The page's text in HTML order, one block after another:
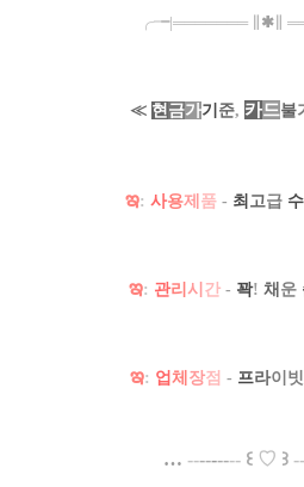
╭╼|═══════ ✱∥ ═
≪ 현금가기 준, 카드불
ఇ: 사용제 품 - 최 고급 수
ఇ: 관리 시 간 - 꽉! 채 운
ఇ: 업 체 장점 - 프라이빗
… --------- ꒰ ♡ ꒱ --